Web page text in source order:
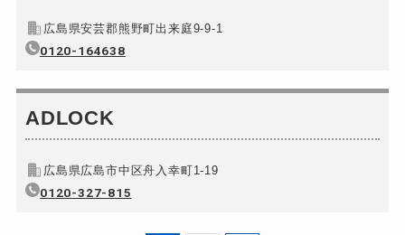
ドアノブカギ開け
別途お見積り
ドアノブカギ交換
広島県安芸郡熊野町出来庭9-9-1
0120-164638
ADLOCK
広島県広島市中区舟入幸町1-19
0120-327-815